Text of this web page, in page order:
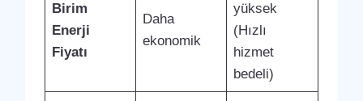
Birim
Enerji
Fiyatı
Daha
ekonomik
yüksek
(Hızlı
hizmet
bedeli)